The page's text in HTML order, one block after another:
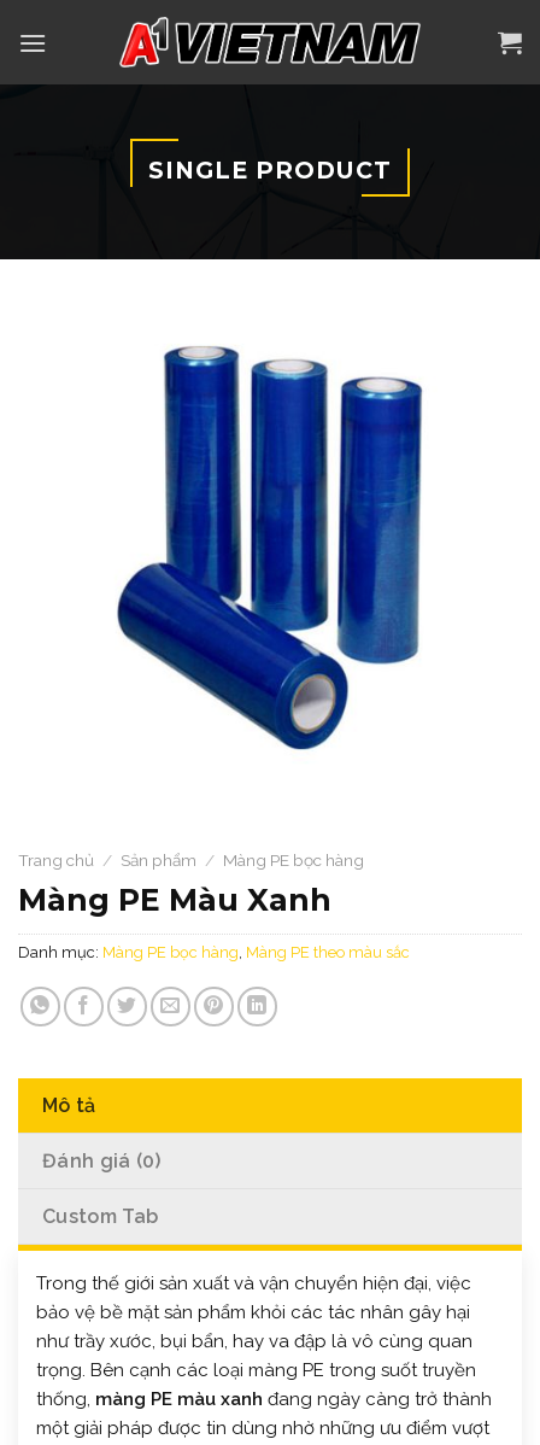
SINGLE PRODUCT
Trang chủ / Sản phẩm / Màng PE bọc hàng​
Màng PE Màu Xanh
Danh mục: Màng PE bọc hàng​, Màng PE theo màu sắc
Mô tả
Đánh giá (0)
Custom Tab
Trong thế giới sản xuất và vận chuyển hiện đại, việc
bảo vệ bề mặt sản phẩm khỏi các tác nhân gây hại
như trầy xước, bụi bẩn, hay va đập là vô cùng quan
trọng. Bên cạnh các loại màng PE trong suốt truyền
thống, màng PE màu xanh đang ngày càng trở thành
một giải pháp được tin dùng nhờ những ưu điểm vượt